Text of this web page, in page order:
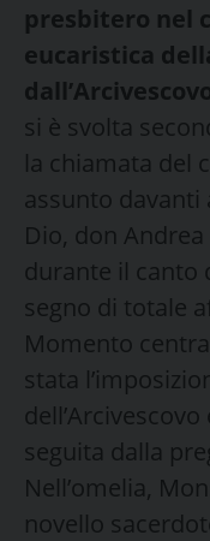
presbitero nel
eucaristica
si è svolta
la chiamata del
assunto davanti
Dio, don
durante il canto
segno di totale
Momento
stata
seguita dalla
Nell’omelia,
novello